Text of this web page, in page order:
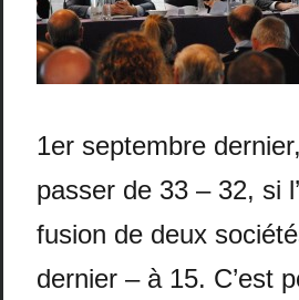
1er septembre
passer de 33 – 32, si
fusion de deux
dernier – à 15. C’est